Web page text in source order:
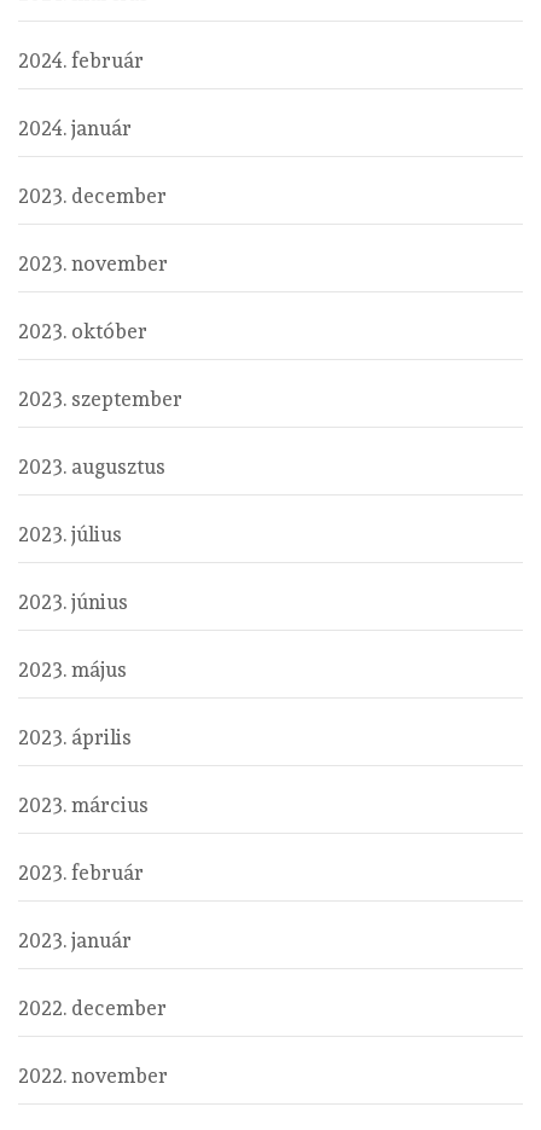
2024. február
2024. január
2023. december
2023. november
2023. október
2023. szeptember
2023. augusztus
2023. július
2023. június
2023. május
2023. április
2023. március
2023. február
2023. január
2022. december
2022. november